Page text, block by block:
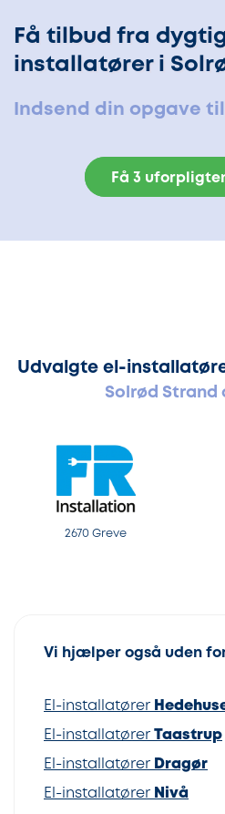
Få tilbud fra
installatører i
Indsend din opgave
Få 3
Udvalgte el-
Solrød Strand
2670 Greve
Vi hjælper også uden
El-installatører
El-installatører Taastrup
El-installatører Dragør
El-installatører Nivå